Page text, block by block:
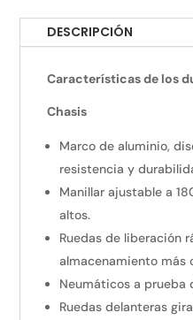
DESCRIPCIÓN
Características de los
Chasis
Marco de aluminio,
resistencia y
Manillar ajustable a
altos.
Ruedas de liberación
almacenamiento más
Neumáticos a prueba
Ruedas delanteras